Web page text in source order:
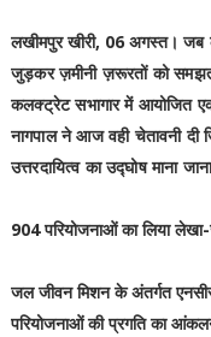
लखीमपुर खीरी, 06 अगस्त।जब
जुड़कर ज़मीनी ज़रूरतों को
कलक्ट्रेट सभागार में आयोजित एक
नागपाल ने आज वही चेतावनी
उत्तरदायित्व का उद्घोष माना
904 परियोजनाओं का लिया
जल जीवन मिशन के अंतर्गत
परियोजनाओं की प्रगति का